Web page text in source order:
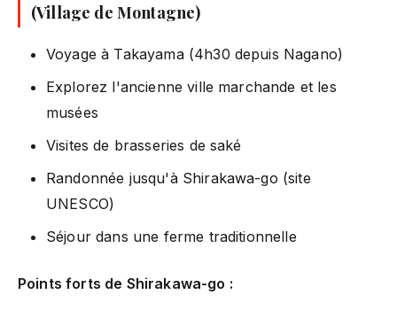
(Village de Montagne)
Voyage à Takayama (4h30 depuis Nagano)
Explorez l'ancienne ville marchande et les
musées
Visites de brasseries de saké
Randonnée jusqu'à Shirakawa-go (site
UNESCO)
Séjour dans une ferme traditionnelle
Points forts de Shirakawa-go :